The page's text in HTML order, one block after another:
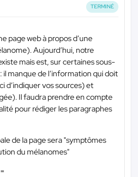
TERMINÉ
page web à propos d’une
Aujourd’hui, notre
mais est, sur certaines sous-
il manque de l’information qui doit
d’indiquer vos sources) et
Il faudra prendre en compte
pour rédiger les paragraphes
de la page sera "symptômes
du mélanomes"